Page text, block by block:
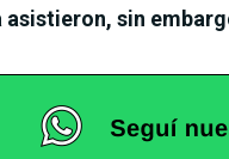
asistieron, sin